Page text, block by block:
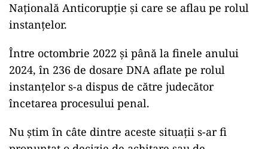
Națională Anticorupție și care se aflau pe rolul
instanțelor.
Între octombrie 2022 și până la finele anului
2024, în 236 de dosare DNA aflate pe rolul
instanțelor s-a dispus de către judecător
încetarea procesului penal.
Nu știm în câte dintre aceste situații s-ar fi